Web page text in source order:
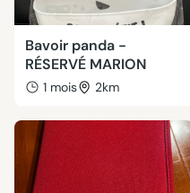
Bavoir panda -
RÉSERVÉ MARION
1 mois 2km